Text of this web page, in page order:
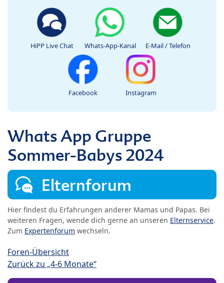
HiPP Live Chat Whats-App-Kanal E-Mail / Telefon
Facebook Instagram
Whats App Gruppe
Sommer-Babys 2024
Elternforum
Hier findest du Erfahrungen anderer Mamas und Papas. Bei
weiteren Fragen, wende dich gerne an unseren Elternservice.
Zum Expertenforum wechseln.
Foren-Übersicht
Zurück zu „4-6 Monate“